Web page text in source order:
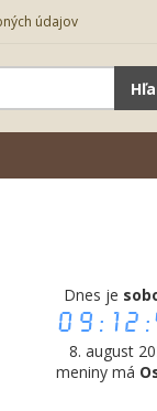
údajov
Dnes je
8. august
meniny má